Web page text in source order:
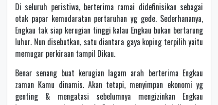
Di seluruh peristiwa, berterima ramai didefinisikan sebagai
otak papar kemudaratan pertaruhan yg gede. Sederhananya,
Engkau tak siap kerugian tinggi kalau Engkau bukan bertarung
luhur. Nun disebutkan, satu diantara gaya koping terpilih yaitu
memugar perkiraan tampil Dikau.
Benar senang buat kerugian lagam arah berterima Engkau
zaman Kamu dinamis. Akan tetapi, menyimpan ekonomi yg
genting & mengatasi sebelumnya mengizinkan Engkau